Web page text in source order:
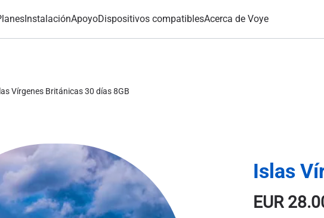
InstalaciónApoyoDispositivos compatiblesAcerca de Voye
Vírgenes Británicas 30 días 8GB
Islas
EUR